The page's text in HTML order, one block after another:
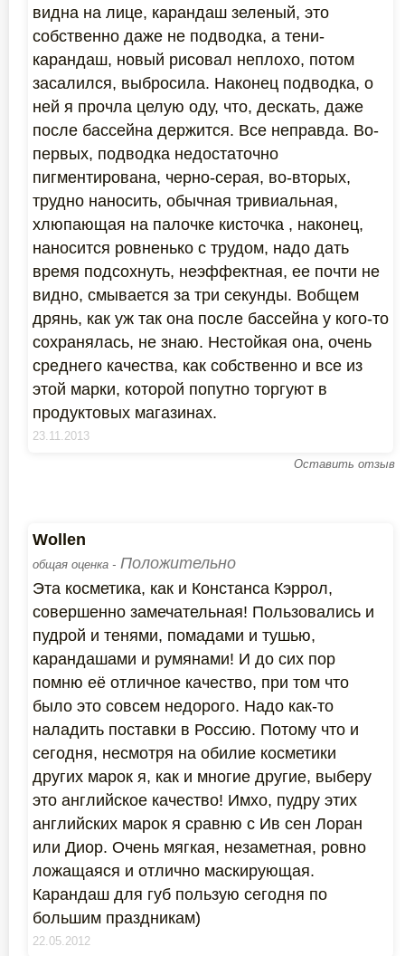
видна на лице, карандаш зеленый, это
собственно даже не подводка, а тени-
карандаш, новый рисовал неплохо, потом
засалился, выбросила. Наконец подводка, о
ней я прочла целую оду, что, дескать, даже
после бассейна держится. Все неправда. Во-
первых, подводка недостаточно
пигментирована, черно-серая, во-вторых,
трудно наносить, обычная тривиальная,
хлюпающая на палочке кисточка , наконец,
наносится ровненько с трудом, надо дать
время подсохнуть, неэффектная, ее почти не
видно, смывается за три секунды. Вобщем
дрянь, как уж так она после бассейна у кого-то
сохранялась, не знаю. Нестойкая она, очень
среднего качества, как собственно и все из
этой марки, которой попутно торгуют в
продуктовых магазинах.
23.11.2013
Оставить отзыв
Wollen
общая оценка - Положительно
Эта косметика, как и Констанса Кэррол,
совершенно замечательная! Пользовались и
пудрой и тенями, помадами и тушью,
карандашами и румянами! И до сих пор
помню её отличное качество, при том что
было это совсем недорого. Надо как-то
наладить поставки в Россию. Потому что и
сегодня, несмотря на обилие косметики
других марок я, как и многие другие, выберу
это английское качество! Имхо, пудру этих
английских марок я сравню с Ив сен Лоран
или Диор. Очень мягкая, незаметная, ровно
ложащаяся и отлично маскирующая.
Карандаш для губ пользую сегодня по
большим праздникам)
22.05.2012